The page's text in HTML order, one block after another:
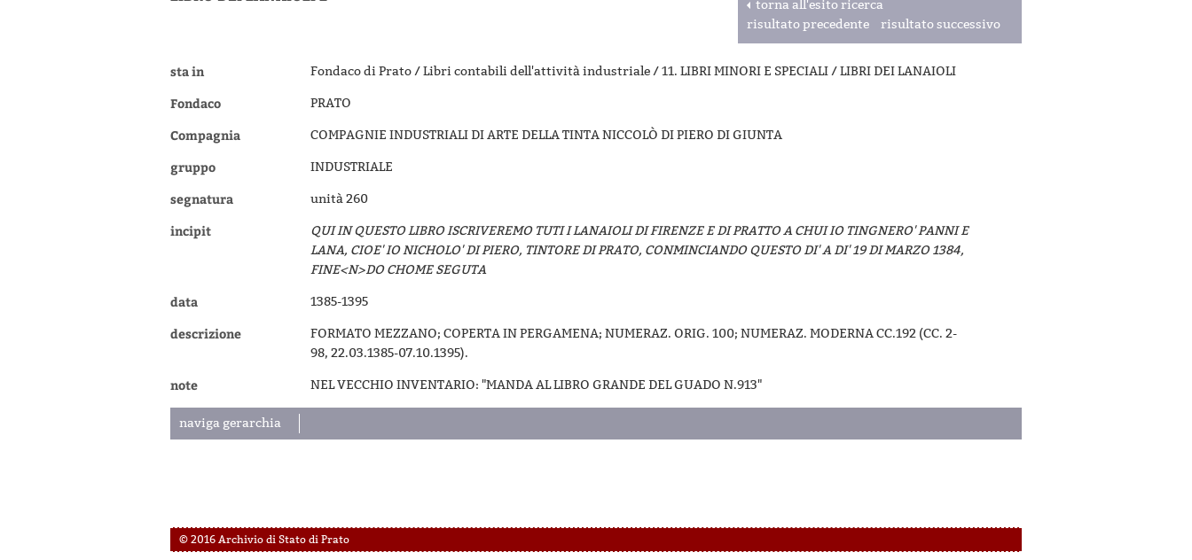
torna all'esito ricerca
risultato precedente
risultato successivo
sta in Fondaco di Prato / Libri contabili dell'attività industriale / 11. LIBRI MINORI E SPECIALI / LIBRI DEI LANAIOLI
Fondaco PRATO
Compagnia COMPAGNIE INDUSTRIALI DI ARTE DELLA TINTA NICCOLÒ DI PIERO DI GIUNTA
gruppo INDUSTRIALE
segnatura unità 260
incipit
QUI IN QUESTO LIBRO ISCRIVEREMO TUTI I LANAIOLI DI FIRENZE E DI PRATTO A CHUI IO TINGNERO' PANNI E
LANA, CIOE' IO NICHOLO' DI PIERO, TINTORE DI PRATO, CONMINCIANDO QUESTO DI' A DI' 19 DI MARZO 1384,
FINE<N>DO CHOME SEGUTA
data 1385-1395
descrizione
FORMATO MEZZANO; COPERTA IN PERGAMENA; NUMERAZ. ORIG. 100; NUMERAZ. MODERNA CC.192 (CC. 2-
98, 22.03.1385-07.10.1395).
note NEL VECCHIO INVENTARIO: "MANDA AL LIBRO GRANDE DEL GUADO N.913"
naviga gerarchia
© 2016 Archivio di Stato di Prato